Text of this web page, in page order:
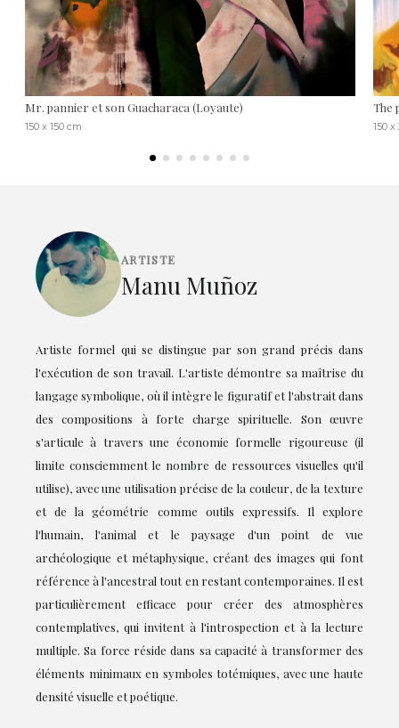
Mr. pannier et son Guacharaca (Loyaute)
150 x 150 cm
The
150
ARTISTE
Manu Muñoz
Artiste formel qui se distingue par son grand précis dans
l'exécution de son travail. L'artiste démontre sa maîtrise du
langage symbolique, où il intègre le figuratif et l'abstrait dans
des compositions à forte charge spirituelle. Son œuvre
s'articule à travers une économie formelle rigoureuse (il
limite consciemment le nombre de ressources visuelles qu'il
utilise), avec une utilisation précise de la couleur, de la texture
et de la géométrie comme outils expressifs. Il explore
l'humain, l'animal et le paysage d'un point de vue
archéologique et métaphysique, créant des images qui font
référence à l'ancestral tout en restant contemporaines. Il est
particulièrement efficace pour créer des atmosphères
contemplatives, qui invitent à l'introspection et à la lecture
multiple. Sa force réside dans sa capacité à transformer des
éléments minimaux en symboles totémiques, avec une haute
densité visuelle et poétique.